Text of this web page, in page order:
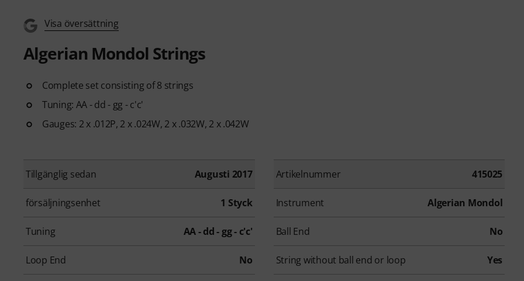
Visa översättning
Algerian Mondol Strings
Complete set consisting of 8 strings
Tuning: AA - dd - gg - c'c'
Gauges: 2 x .012P, 2 x .024W, 2 x .032W, 2 x .042W
Tillgänglig sedan Augusti 2017 Artikelnummer 415025
försäljningsenhet 1 Styck Instrument Algerian Mondol
Tuning AA - dd - gg - c'c' Ball End No
Loop End No String without ball end or loop Yes